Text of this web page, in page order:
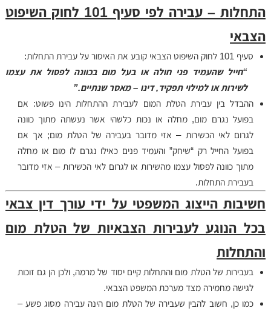
התחלות – עבירה לפי סעיף 101 לחוק השיפוט
הצבאי
סעיף 101 לחוק השיפוט הצבאי קובע את האיסור על עבירת התחלות:
“חייל שהעמיד פני חולה או בעל מום בכוונה לפסול את עצמו
לשירות או למילוי תפקיד, דינו – מאסר שנתיים.”
ההבדל בין עבירת הטלת המום לעבירת ההתחלות הינו פשוט: אם
בפועל נגרם מום, מחלה או נכות כלשהי אשר נעשתה מתוך כוונה
לגרום לאי הכשירות – אזי מדובר בעבירה של הטלת מום; אך אם
בפועל החייל רק “שיחק” והעמיד פנים כאילו נגרם לו מום או מחלה
מתוך כוונה לפסול עצמו מהשירות או לגרום לאי הכשירות – אזי מדובר
בעבירת התחלות.
חשיבות הייצוג המשפטי על ידי עורך דין צבאי
בכל הנוגע לעבירות הצבאיות של הטלת מום
והתחלות
בעבירות של הטלת מום והתחלות קיים יסוד של מרמה, ולכן הן גם זוכות
לגישה מחמירה מצד מערכת המשפט הצבאי.
כמו כן, חשוב להבין שעבירה של הטלת מום הינה עבירה מסוג פשע –